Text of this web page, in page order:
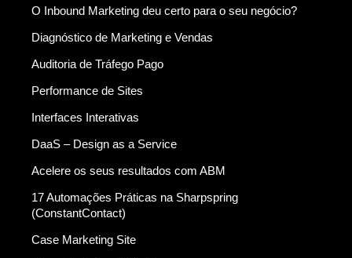
O Inbound Marketing deu certo para o seu negócio?
Diagnóstico de Marketing e Vendas
Auditoria de Tráfego Pago
Performance de Sites
Interfaces Interativas
DaaS – Design as a Service
Acelere os seus resultados com ABM
17 Automações Práticas na Sharpspring
(ConstantContact)
Case Marketing Site